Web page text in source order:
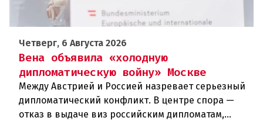
Четверг, 6 Августа 2026
Вена объявила «холодную
дипломатическую войну» Москве
Между Австрией и Россией назревает серьезный
дипломатический конфликт. В центре спора —
отказ в выдаче виз российским дипломатам,